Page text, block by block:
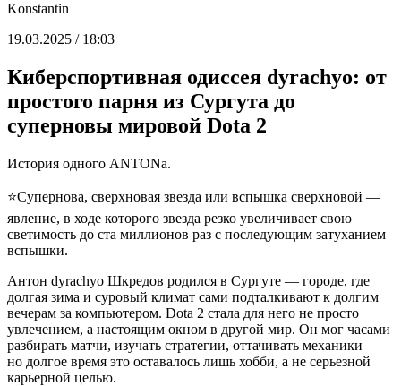
Konstantin
19.03.2025 / 18:03
Киберспортивная одиссея dyrachyo: от
простого парня из Сургута до
суперновы мировой Dota 2
История одного ANTONа.
⭐Супернова, сверхновая звезда или вспышка сверхновой —
явление, в ходе которого звезда резко увеличивает свою
светимость до ста миллионов раз с последующим затуханием
вспышки.
Антон dyrachyo Шкредов родился в Сургуте — городе, где
долгая зима и суровый климат сами подталкивают к долгим
вечерам за компьютером. Dota 2 стала для него не просто
увлечением, а настоящим окном в другой мир. Он мог часами
разбирать матчи, изучать стратегии, оттачивать механики —
но долгое время это оставалось лишь хобби, а не серьезной
карьерной целью.